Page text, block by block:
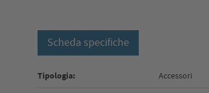
Scheda specifiche
Tipologia: Accessori